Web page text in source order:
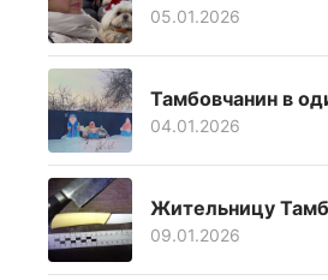
05.01.2026
Тамбовчанин в
04.01.2026
Жительницу
09.01.2026